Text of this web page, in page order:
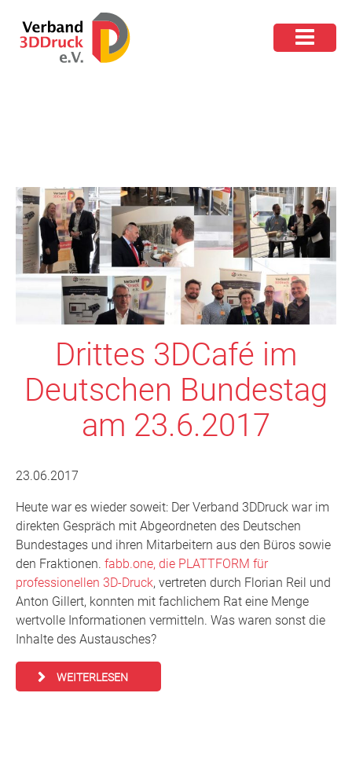
Drittes 3DCafé im
Deutschen Bundestag
am 23.6.2017
23.06.2017
Heute war es wieder soweit: Der Verband 3DDruck war im
direkten Gespräch mit Abgeordneten des Deutschen
Bundestages und ihren Mitarbeitern aus den Büros sowie
den Fraktionen. fabb.one, die PLATTFORM für
professionellen 3D-Druck, vertreten durch Florian Reil und
Anton Gillert, konnten mit fachlichem Rat eine Menge
wertvolle Informationen vermitteln. Was waren sonst die
Inhalte des Austausches?
WEITERLESEN